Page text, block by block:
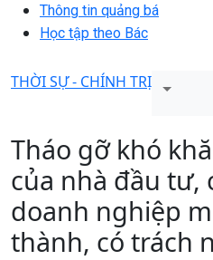
Thông tin quảng bá
Học tập theo Bác
THỜI SỰ - CHÍNH TRỊ
Tháo gỡ khó
của nhà đầu tư,
doanh nghiệp
thành, có trách